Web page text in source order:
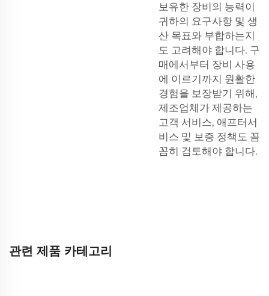
보유한 장비의 능력이
귀하의 요구사항 및 생
산 목표와 부합하는지
도 고려해야 합니다. 구
매에서부터 장비 사용
에 이르기까지 원활한
경험을 보장받기 위해,
제조업체가 제공하는
고객 서비스, 애프터서
비스 및 보증 정책도 꼼
꼼히 검토해야 합니다.
관련 제품 카테고리